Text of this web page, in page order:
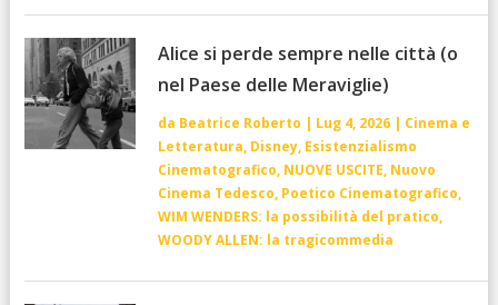
Alice si perde sempre nelle città (o
nel Paese delle Meraviglie)
da Beatrice Roberto | Lug 4, 2026| Cinema e
Letteratura, Disney, Esistenzialismo
Cinematografico, NUOVE USCITE, Nuovo
Cinema Tedesco, Poetico Cinematografico,
WIM WENDERS: la possibilità del pratico,
WOODY ALLEN: la tragicommedia